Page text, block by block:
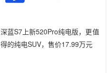
深蓝S7上新520Pro纯电版，更值
得的纯电SUV，售价17.99万元